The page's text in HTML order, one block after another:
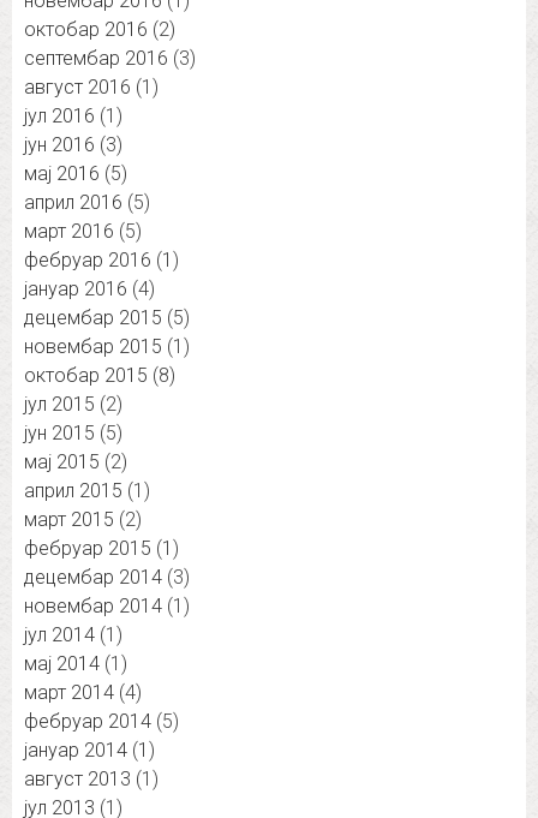
октобар 2016 (2)
септембар 2016 (3)
август 2016 (1)
јул 2016 (1)
јун 2016 (3)
мај 2016 (5)
април 2016 (5)
март 2016 (5)
фебруар 2016 (1)
јануар 2016 (4)
децембар 2015 (5)
новембар 2015 (1)
октобар 2015 (8)
јул 2015 (2)
јун 2015 (5)
мај 2015 (2)
април 2015 (1)
март 2015 (2)
фебруар 2015 (1)
децембар 2014 (3)
новембар 2014 (1)
јул 2014 (1)
мај 2014 (1)
март 2014 (4)
фебруар 2014 (5)
јануар 2014 (1)
август 2013 (1)
јул 2013 (1)